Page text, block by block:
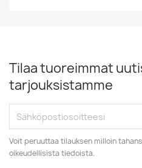
Tilaa tuoreimmat
tarjouksistamme
Voit peruuttaa tilauksen milloin
oikeudellisista tiedoista.